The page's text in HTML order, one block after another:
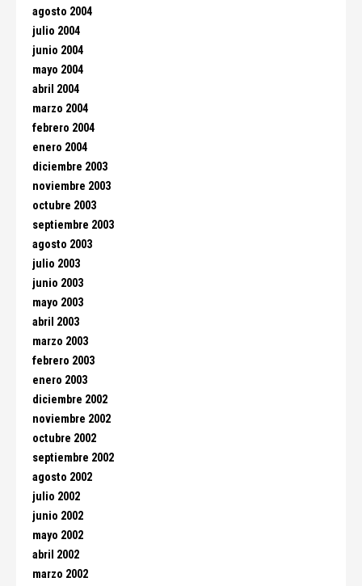
agosto 2004
julio 2004
junio 2004
mayo 2004
abril 2004
marzo 2004
febrero 2004
enero 2004
diciembre 2003
noviembre 2003
octubre 2003
septiembre 2003
agosto 2003
julio 2003
junio 2003
mayo 2003
abril 2003
marzo 2003
febrero 2003
enero 2003
diciembre 2002
noviembre 2002
octubre 2002
septiembre 2002
agosto 2002
julio 2002
junio 2002
mayo 2002
abril 2002
marzo 2002